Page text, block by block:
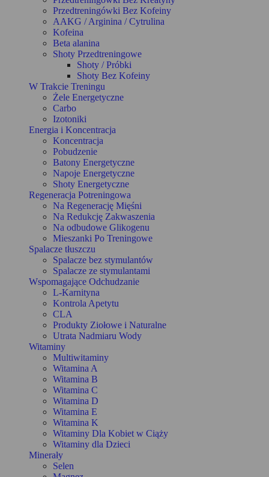
Przedtreningówki Bez Kofeiny
AAKG / Arginina / Cytrulina
Kofeina
Beta alanina
Shoty Przedtreningowe
Shoty / Próbki
Shoty Bez Kofeiny
W Trakcie Treningu
Żele Energetyczne
Carbo
Izotoniki
Energia i Koncentracja
Koncentracja
Pobudzenie
Batony Energetyczne
Napoje Energetyczne
Shoty Energetyczne
Regeneracja Potreningowa
Na Regenerację Mięśni
Na Redukcję Zakwaszenia
Na odbudowe Glikogenu
Mieszanki Po Treningowe
Spalacze tłuszczu
Spalacze bez stymulantów
Spalacze ze stymulantami
Wspomagające Odchudzanie
L-Karnityna
Kontrola Apetytu
CLA
Produkty Ziołowe i Naturalne
Utrata Nadmiaru Wody
Witaminy
Multiwitaminy
Witamina A
Witamina B
Witamina C
Witamina D
Witamina E
Witamina K
Witaminy Dla Kobiet w Ciąży
Witaminy dla Dzieci
Minerały
Selen